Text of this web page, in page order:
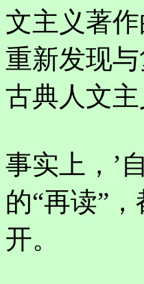
文主义著
重新发现
古典人文
事实上，’
的“再读”
开。